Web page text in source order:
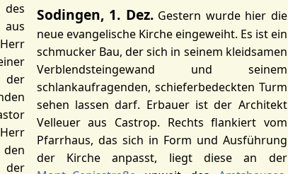
des
der
Sodingen, 1. Dez.Gestern wurde hier die
neue evangelische Kirche eingeweiht. Es ist ein
schmucker Bau, der sich in seinem kleidsamen
Verblendsteingewand und seinem
schlankaufragenden, schieferbedeckten Turm
sehen lassen darf. Erbauer ist der Architekt
Velleuer aus Castrop. Rechts flankiert vom
Pfarrhaus, das sich in Form und Ausführung
der Kirche anpasst, liegt diese an der